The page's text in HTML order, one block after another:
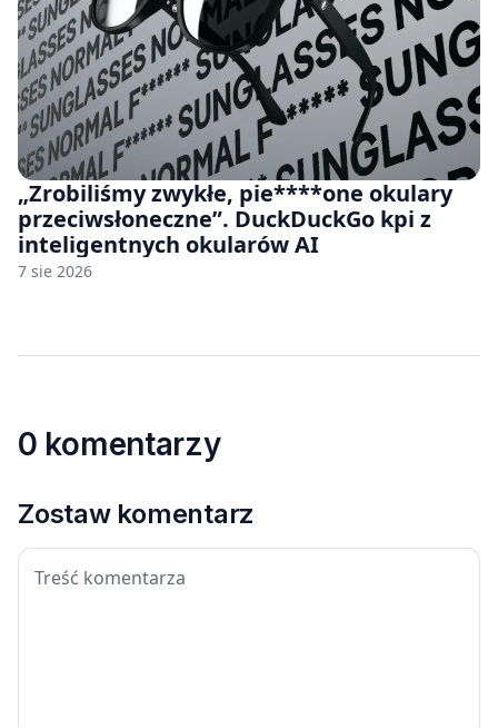
„Zrobiliśmy zwykłe, pie****one okulary
przeciwsłoneczne”. DuckDuckGo kpi z
inteligentnych okularów AI
7 sie 2026
0 komentarzy
Zostaw komentarz